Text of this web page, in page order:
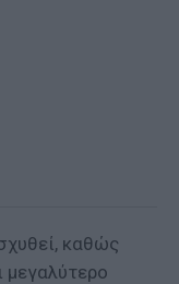
καθώς
μεγαλύτερο